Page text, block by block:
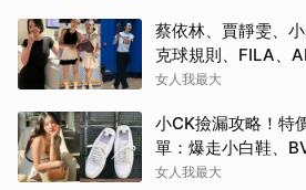
蔡依林、賈靜雯、
克球規則、FILA、
女人我最大
小CK撿漏攻略！特
單：爆走小白鞋、
筆
女人我最大